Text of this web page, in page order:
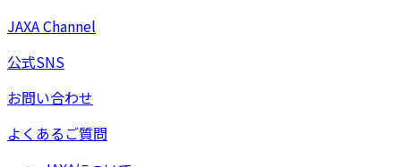
JAXA Channel
公式SNS
お問い合わせ
よくあるご質問